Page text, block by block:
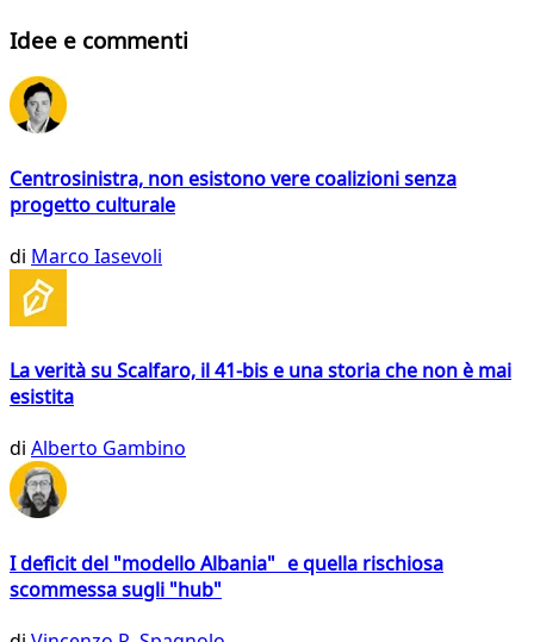
Idee e commenti
Centrosinistra, non esistono vere coalizioni senza
progetto culturale
di Marco Iasevoli
La verità su Scalfaro, il 41-bis e una storia che non è mai
esistita
di Alberto Gambino
I deficit del "modello Albania" e quella rischiosa
scommessa sugli "hub"